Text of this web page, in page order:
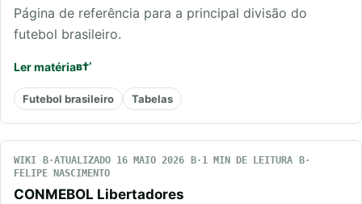
Página de referência para a principal divisão do
futebol brasileiro.
Ler matéria
Futebol brasileiro Tabelas
WIKI ATUALIZADO 16 MAIO 2026
1 MIN DE LEITURA
FELIPE NASCIMENTO
CONMEBOL Libertadores